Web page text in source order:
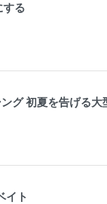
する
グ 初夏を告げる
イト